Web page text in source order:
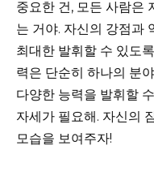
중요한 건, 모든 사람은
는 거야. 자신의 강점과
최대한 발휘할 수 있도
력은 단순히 하나의 분
다양한 능력을 발휘할
자세가 필요해. 자신의
모습을 보여주자!